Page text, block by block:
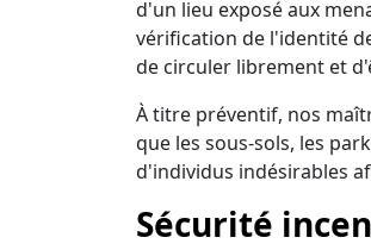
d'un lieu exposé aux
vérification de l'identité
de circuler librement et
À titre préventif, nos
que les sous-sols, les
d'individus indésirables
Sécurité